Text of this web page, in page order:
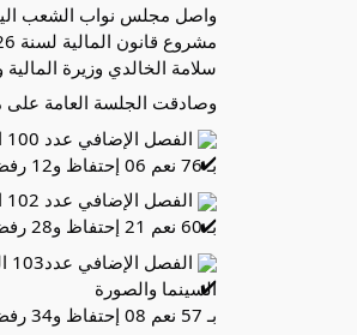
سلامة الخالدي وزيرة المالية
وصادقت الجلسة العامة على
الفصل الإضافي عدد 100 المتعلٌق بتبسيط إجراءات إثبات إرجاع محاصيل عملية التصدير
بـ 76 نعم 06 إحتفاظ و12 رفض
الفصل الإضافي عدد 102 المتعلٌق بترسيم عاملات النظافة المؤجرات على حساب وكالة الدفوعات بالبريد التونسي.
بـ 60 نعم 21 إحتفاظ و28 رفض
السينما والصورة
بـ 57 نعم 08 إحتفاظ و34 رفض.